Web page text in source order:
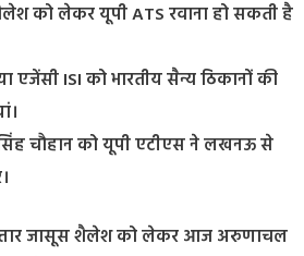
को लेकर यूपी ATS रवाना हो सकती है
एजेंसी ISI को भारतीय सैन्य ठिकानों की
चौहान को यूपी एटीएस ने लखनऊ से
जासूस शैलेश को लेकर आज अरुणाचल